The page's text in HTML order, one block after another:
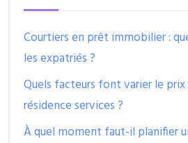
Courtiers en prêt immobilier :
les expatriés ?
Quels facteurs font varier le prix
résidence services ?
À quel moment faut-il planifier